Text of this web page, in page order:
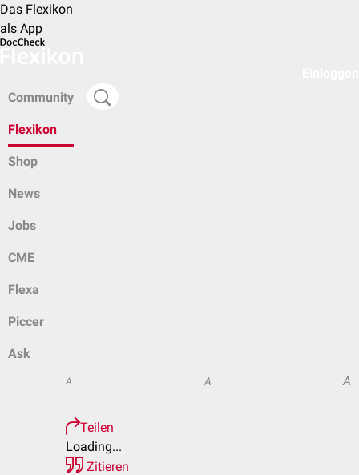
Das Flexikon
als App
Community
Flexikon
Shop
News
Jobs
CME
Flexa
Piccer
Ask
A A A
Teilen
Loading...
Zitieren